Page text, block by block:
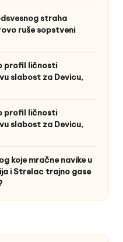
straha
ruše sopstveni
profil ličnosti
slabost za Devicu,
profil ličnosti
slabost za Devicu,
koje mračne navike u
i Strelac trajno gase